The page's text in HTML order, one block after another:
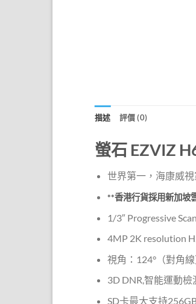
描述 評價 (0)
螢石 EZVIZ
世界第一，海康威
**香港行貨採用新加坡
1/3″ Progressive
4MP 2K resolution
視角：124°（對角
3D DNR,智能運動檢
SD卡最大支持